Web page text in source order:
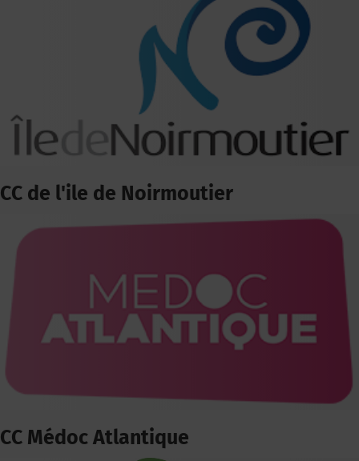
CC de l'ile de Noirmoutier
CC Médoc Atlantique